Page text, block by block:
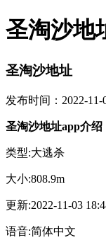
圣淘沙地
圣淘沙地址
发布时间：2022-11-
圣淘沙地址app介绍
类型:大逃杀
大小:808.9m
更新:2022-11-03
语音:简体中文